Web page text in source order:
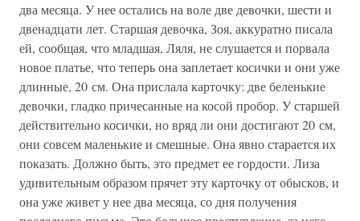
два месяца. У нее остались на воле две девочки, шести и
двенадцати лет. Старшая девочка, Зоя, аккуратно писала
ей, сообщая, что младшая, Ляля, не слушается и порвала
новое платье, что теперь она заплетает косички и они уже
длинные, 20 см. Она прислала карточку: две беленькие
девочки, гладко причесанные на косой пробор. У старшей
действительно косички, но вряд ли они достигают 20 см,
они совсем маленькие и смешные. Она явно старается их
показать. Должно быть, это предмет ее гордости. Лиза
удивительным образом прячет эту карточку от обысков, и
она уже живет у нее два месяца, со дня получения